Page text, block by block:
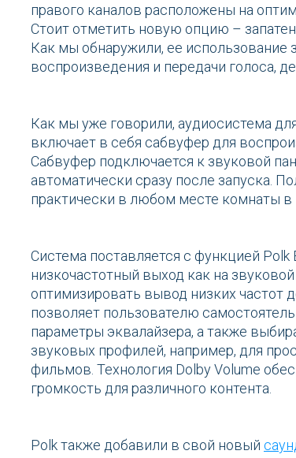
правого каналов расположены на
Стоит отметить новую опцию –
Как мы обнаружили, ее использование
воспроизведения и передачи голоса,
Как мы уже говорили, аудиосистема
включает в себя сабвуфер для
Сабвуфер подключается к звуковой
автоматически сразу после запуска.
практически в любом месте комнаты в
Система поставляется с функцией Polk
низкочастотный выход как на
оптимизировать вывод низких частот
позволяет пользователю
параметры эквалайзера, а также
звуковых профилей, например, для
фильмов. Технология Dolby Volume
громкость для различного контента.
Polk также добавили в свой новый